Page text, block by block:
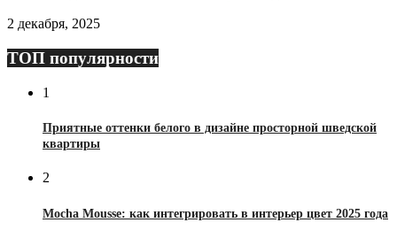
2 декабря, 2025
ТОП популярности
1
Приятные оттенки белого в дизайне просторной шведской
квартиры
2
Mocha Mousse: как интегрировать в интерьер цвет 2025 года